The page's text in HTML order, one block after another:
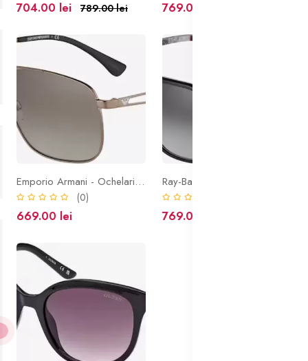
704.00 lei 789.00 lei 769.00 lei
Emporio Armani - Ochelari de soare unisex EA2106
(0)
669.00 lei 769.00 lei